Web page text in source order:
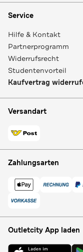
Service
Hilfe & Kontakt
Partnerprogramm
Widerrufsrecht
Studentenvorteil
Kaufvertrag
Versandart
Zahlungsarten
Outletcity App laden